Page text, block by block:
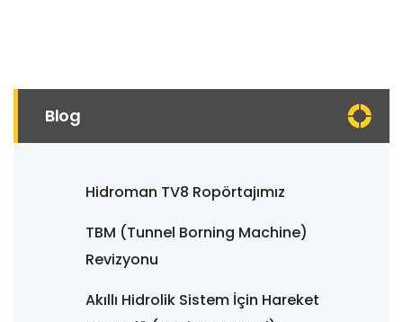
Blog
Hidroman TV8 Ropörtajımız
TBM (Tunnel Borning Machine)
Revizyonu
Akıllı Hidrolik Sistem İçin Hareket